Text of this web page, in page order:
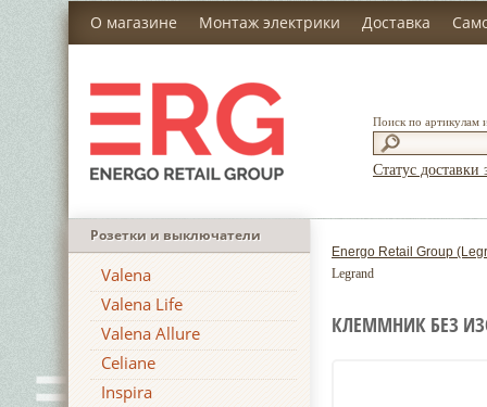
О магазине Монтаж электрики Доставка
Поиск по артикулам
Статус доставки
Розетки и выключатели
Valena
Valena Life
Valena Allure
Celiane
Inspira
Energo Retail Group
Legrand
КЛЕММНИК БЕЗ